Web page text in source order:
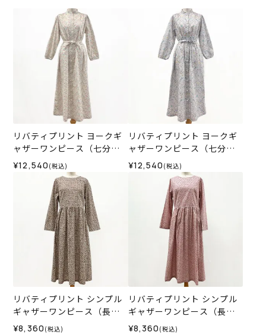
リバティプリント ヨークギ
ャザーワンピース（七分
袖）＜LLサイズ＞35H
¥12,540 (税込)
リバティプリント ヨークギ
ャザーワンピース（七分
袖）＜LLサイズ＞35M
¥12,540 (税込)
リバティプリント シンプル
ギャザーワンピース（長
袖）＜LLサイズ＞31K
¥8,360 (税込)
リバティプリント シンプル
ギャザーワンピース（長
袖）＜LLサイズ＞31L
¥8,360 (税込)